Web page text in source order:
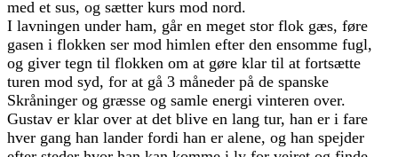
med et sus, og sætter kurs mod nord.
I lavningen under ham, går en meget stor flok gæs, føre
gasen i flokken ser mod himlen efter den ensomme fugl,
og giver tegn til flokken om at gøre klar til at fortsætte
turen mod syd, for at gå 3 måneder på de spanske
Skråninger og græsse og samle energi vinteren over.
Gustav er klar over at det blive en lang tur, han er i fare
hver gang han lander fordi han er alene, og han spejder